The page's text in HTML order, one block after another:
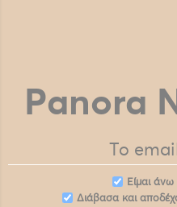
Panora
Eίμαι
Διάβασα και